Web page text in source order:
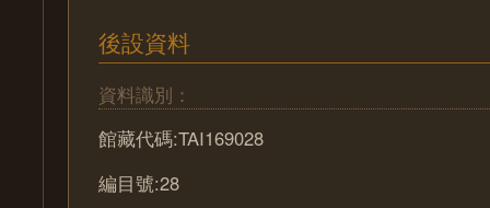
後設資料
資料識別：
館藏代碼:TAI169028
編目號:28